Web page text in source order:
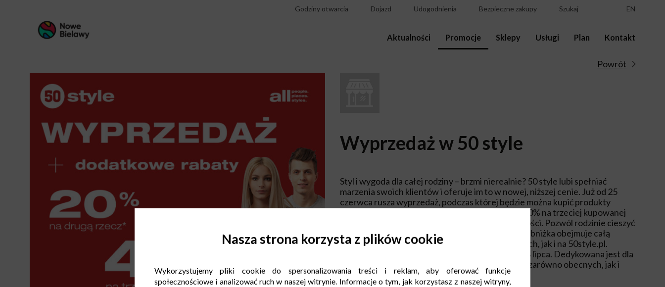
Godziny otwarcia Dojazd Udogodnienia Bezpieczne zakupy Szukaj EN
Aktualności Promocje Sklepy Usługi Plan Kontakt
Powrót
Wyprzedaż w 50 style
Styl i wygoda dla całej rodziny – brzmi nierealnie? 50 style lubi spełniać
marzenia swoich klientów i oferuje im to w nowej, niższej cenie. Już od 25
czerwca rusza wyprzedaż, podczas której będzie można kupić produkty
znajdujące się w ofercie sklepu i zaoszczędzić aż 40% na trzeciej kupowanej
rzeczy. Im większe zakupy, tym większe oszczędności. Pozwól rodzinie cieszyć
się ubraniami najlepszych marek w dobrej cenie. Obniżka obejmuje całą
ofertę dostępną zarówno w salonach stacjonarnych, jak i na 50style.pl.
Promocja rozpoczyna się 25 czerwca i potrwa do 8 lipca. Dedykowana jest dla
uczestników programu „Rabat w dobrym stylu” – zarówno obecnych, jak i
przystępujących.
Nasza strona korzysta z plików cookie
Wykorzystujemy pliki cookie do spersonalizowania treści i reklam, aby oferować funkcje
społecznościowe i analizować ruch w naszej witrynie. Informacje o tym, jak korzystasz z naszej witryny,